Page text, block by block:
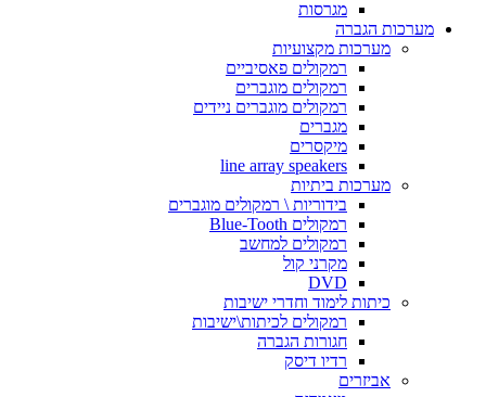
מגרסות
מערכות הגברה
מערכות מקצועיות
רמקולים פאסיביים
רמקולים מוגברים
רמקולים מוגברים ניידים
מגברים
מיקסרים
line array speakers
מערכות ביתיות
בידוריות \ רמקולים מוגברים
רמקולים Blue-Tooth
רמקולים למחשב
מקרני קול
DVD
כיתות לימוד וחדרי ישיבות
רמקולים לכיתות\ישיבות
חגורות הגברה
רדיו דיסק
אביזרים